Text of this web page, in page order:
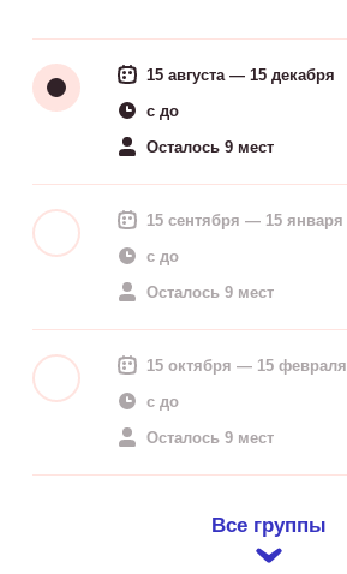
15 августа — 15 декабря
c до
Осталось 9 мест
15 сентября — 15 января
c до
Осталось 9 мест
15 октября — 15 февраля
c до
Осталось 9 мест
Все группы